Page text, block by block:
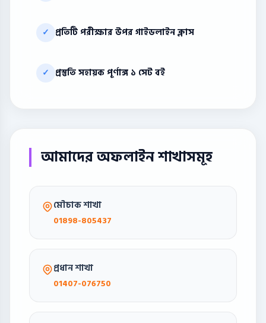
✓ প্রতিটি পরীক্ষার উপর গাইডলাইন ক্লাস
✓ প্রস্তুতি সহায়ক পূর্ণাঙ্গ ১ সেট বই
আমাদের অফলাইন শাখাসমূহ
মৌচাক শাখা
01898-805437
প্রধান শাখা
01407-076750